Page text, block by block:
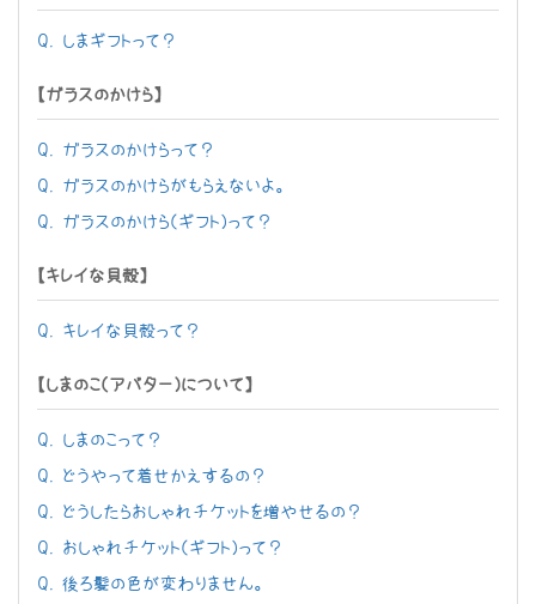
Q. しまギフトって？
【ガラスのかけら】
Q. ガラスのかけらって？
Q. ガラスのかけらがもらえないよ。
Q. ガラスのかけら（ギフト）って？
【キレイな貝殻】
Q. キレイな貝殻って？
【しまのこ（アバター）について】
Q. しまのこって？
Q. どうやって着せかえするの？
Q. どうしたらおしゃれチケットを増やせるの？
Q. おしゃれチケット（ギフト）って？
Q. 後ろ髪の色が変わりません。